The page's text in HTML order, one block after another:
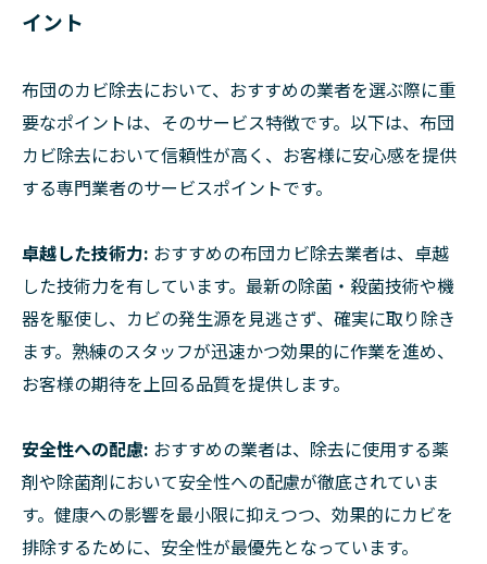
イント
布団のカビ除去において、おすすめの業者を選ぶ際に重
要なポイントは、そのサービス特徴です。以下は、布団
カビ除去において信頼性が高く、お客様に安心感を提供
する専門業者のサービスポイントです。
卓越した技術力: おすすめの布団カビ除去業者は、卓越
した技術力を有しています。最新の除菌・殺菌技術や機
器を駆使し、カビの発生源を見逃さず、確実に取り除き
ます。熟練のスタッフが迅速かつ効果的に作業を進め、
お客様の期待を上回る品質を提供します。
安全性への配慮: おすすめの業者は、除去に使用する薬
剤や除菌剤において安全性への配慮が徹底されていま
す。健康への影響を最小限に抑えつつ、効果的にカビを
排除するために、安全性が最優先となっています。